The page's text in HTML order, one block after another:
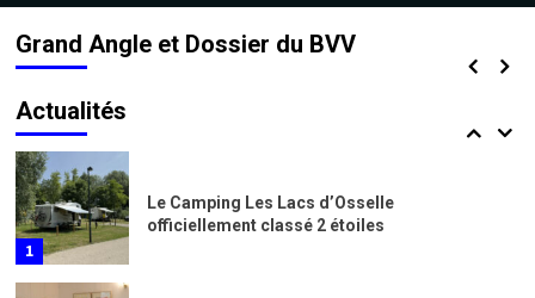
Grand Angle et Dossier du BVV
9 avril 2025
Actualités
7
1
Le Camping Les Lacs d’Osselle
officiellement classé 2 étoiles